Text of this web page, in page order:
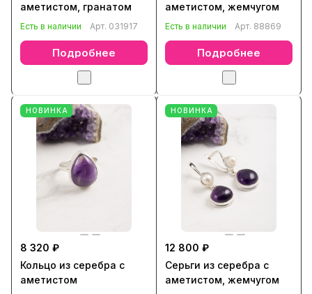
аметистом, гранатом
Есть в наличии Арт. 031917
Подробнее
аметистом, жемчугом
Есть в наличии Арт. 88869
Подробнее
НОВИНКА
8 320 ₽
Кольцо из серебра с
аметистом
НОВИНКА
12 800 ₽
Серьги из серебра с
аметистом, жемчугом